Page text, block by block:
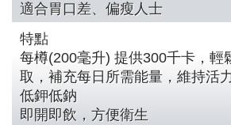
適合胃口差、偏瘦人士
特點
每樽(200毫升) 提供300千卡，輕
取，補充每日所需能量，維持活
低鉀低鈉
即開即飲，方便衛生